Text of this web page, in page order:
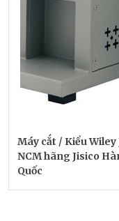
Máy cắt / Kiểu Wiley
NCM hãng Jisico
Quốc